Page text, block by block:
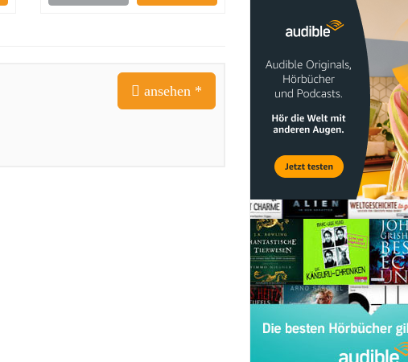
ansehen *